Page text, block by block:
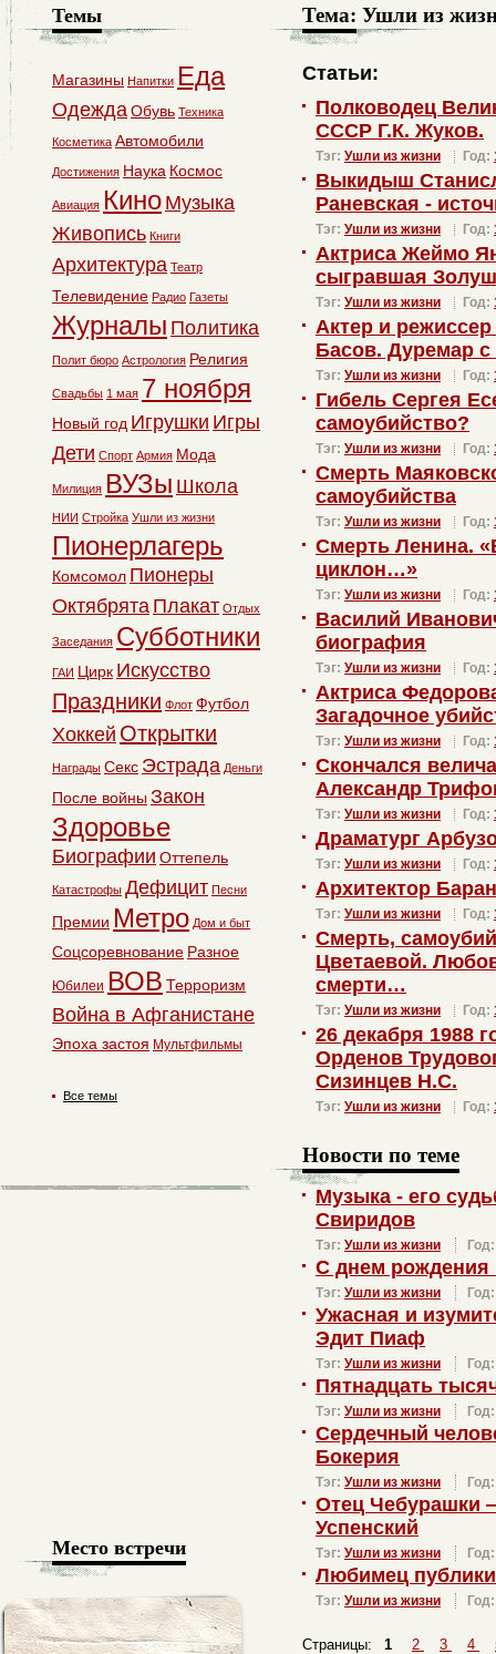
Тема: Ушли из
Статьи:
Полководец
СССР Г.К. Жуков.
Тэг: Ушли из жизни Год:
Выкидыш
Раневская -
Тэг: Ушли из жизни Год:
Актриса Жеймо
сыгравшая
Тэг: Ушли из жизни Год:
Актер и
Басов. Дуремар
Тэг: Ушли из жизни Год:
Гибель Сергея
самоубийство?
Тэг: Ушли из жизни Год:
Смерть
самоубийства
Тэг: Ушли из жизни Год:
Смерть Ленина.
циклон…»
Тэг: Ушли из жизни Год:
Василий
биография
Тэг: Ушли из жизни Год:
Актриса
Загадочное
Тэг: Ушли из жизни Год:
Скончался
Александр
Тэг: Ушли из жизни Год:
Драматург
Тэг: Ушли из жизни Год:
Архитектор
Тэг: Ушли из жизни Год:
Смерть,
Цветаевой.
смерти…
Тэг: Ушли из жизни Год:
26 декабря 1988
Орденов
Сизинцев Н.С.
Тэг: Ушли из жизни Год:
Новости по теме
Музыка - его
Свиридов
Тэг: Ушли из жизни
С днем
Тэг: Ушли из жизни
Ужасная и
Эдит Пиаф
Тэг: Ушли из жизни
Пятнадцать
Тэг: Ушли из жизни
Сердечный
Бокерия
Тэг: Ушли из жизни
Отец Чебурашки
Успенский
Тэг: Ушли из жизни
Любимец
Тэг: Ушли из жизни
Страницы: 1 2 3 4
Темы
Магазины Напитки Еда
ОдеждаОбувь Техника
Косметика Автомобили
Достижения Наука Космос
Авиация Кино Музыка
Живопись Книги
Архитектура Театр
Телевидение Радио Газеты
Журналы Политика
Полит бюро Астрология Религия
Свадьбы 1 мая 7 ноября
Новый год Игрушки Игры
Дети Спорт Армия Мода
Милиция ВУЗы Школа
НИИ Стройка Ушли из жизни
Пионерлагерь
Комсомол Пионеры
Октябрята Плакат Отдых
Заседания Субботники
ГАИ Цирк Искусство
Праздники Флот Футбол
Хоккей Открытки
Награды Секс Эстрада Деньги
После войны Закон
Здоровье
Биографии Оттепель
Катастрофы Дефицит Песни
Премии Метро Дом и быт
Соцсоревнование Разное
Юбилеи ВОВ Терроризм
Война в Афганистане
Эпоха застоя Мультфильмы
Все темы
Место встречи